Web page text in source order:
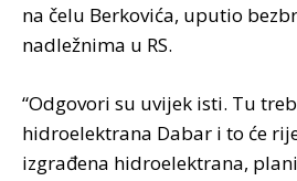
na čelu Berkovića, uputio
nadležnima u RS.
“Odgovori su uvijek isti. Tu
hidroelektrana Dabar i to će
izgrađena hidroelektrana,